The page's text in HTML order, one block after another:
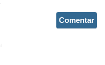
Comentar